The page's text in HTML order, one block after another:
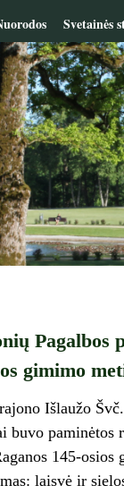
Svetainės
gimimo
Išlaužo
paminėtos
145-osios
laisvė ir